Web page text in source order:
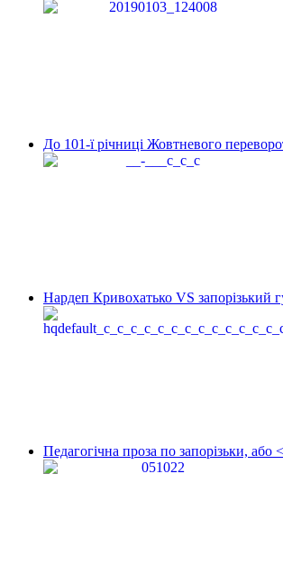
До 101-ї річниці Жовтневого
Нардеп Кривохатько VS запорізький
Педагогічна проза по запорізьки, або